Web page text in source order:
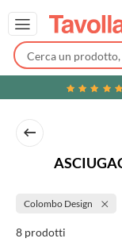
Colombo Design
8 prodotti